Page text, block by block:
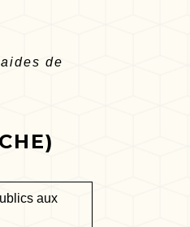
de
aux